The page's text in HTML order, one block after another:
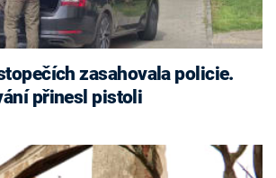
zasahovala policie.
přinesl pistoli